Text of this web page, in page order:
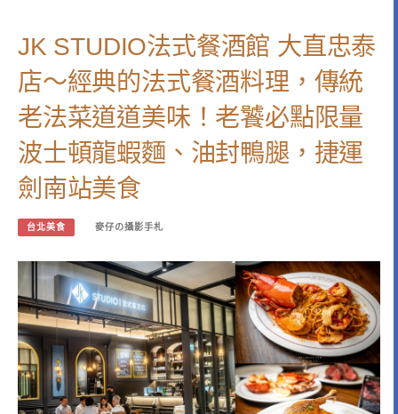
JK STUDIO法式餐酒館 大直忠泰
店～經典的法式餐酒料理，傳統
老法菜道道美味！老饕必點限量
波士頓龍蝦麵、油封鴨腿，捷運
劍南站美食
台北美食 麥仔の攝影手札